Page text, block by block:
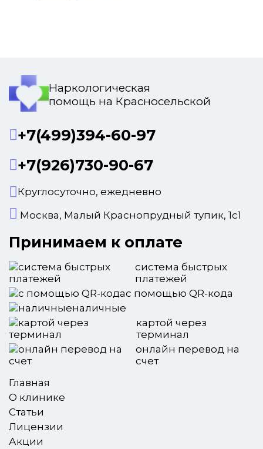
Наркологическая
помощь на Красносельской
+7(499)394-60-97
+7(926)730-90-67
Круглосуточно, ежедневно
Москва, Малый Краснопрудный тупик, 1с1
Принимаем к оплате
система быстрых
платежей
с помощью QR-кода
наличные
картой через
терминал
онлайн перевод на
счет
Главная
О клинике
Статьи
Лицензии
Акции